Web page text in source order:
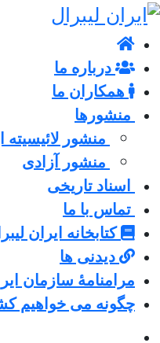
درباره ما
همکاران ما
منشورها
منشور لائیسیته
منشور آزادی
اسناد تاریخی
تماس با ما
کتابخانه ایران
دیدنی ها
مرامنامۀ سازمان
چگونه می خواهیم